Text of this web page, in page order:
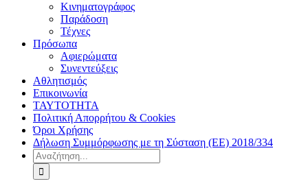
Κινηματογράφος
Παράδοση
Τέχνες
Πρόσωπα
Αφιερώματα
Συνεντεύξεις
Αθλητισμός
Επικοινωνία
ΤΑΥΤΟΤΗΤΑ
Πολιτική Απορρήτου & Cookies
Όροι Χρήσης
Δήλωση Συμμόρφωσης με τη Σύσταση (ΕΕ) 2018/334
Αναζήτηση
για: